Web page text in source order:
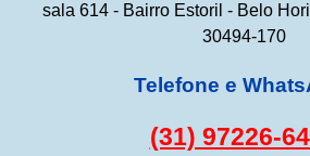
sala 614 - Bairro Estoril - Belo
30494-170
Telefone e
(31) 97226-